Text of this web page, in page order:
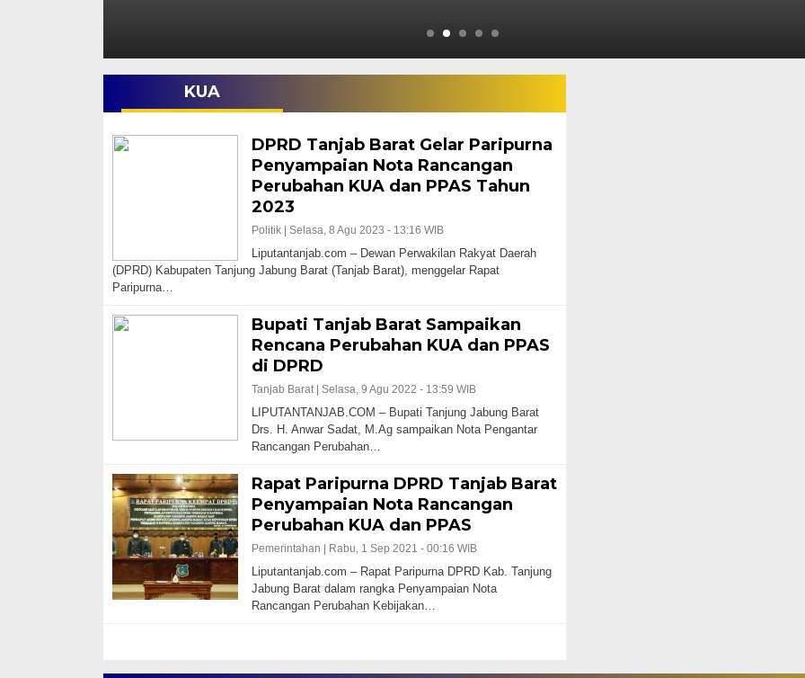
KUA
DPRD Tanjab Barat Gelar Paripurna
Penyampaian Nota Rancangan
Perubahan KUA dan PPAS Tahun
2023
Politik | Selasa, 8 Agu 2023 - 13:16 WIB
Liputantanjab.com – Dewan Perwakilan Rakyat Daerah
(DPRD) Kabupaten Tanjung Jabung Barat (Tanjab Barat), menggelar Rapat
Paripurna…
Bupati Tanjab Barat Sampaikan
Rencana Perubahan KUA dan PPAS
di DPRD
Tanjab Barat | Selasa, 9 Agu 2022 - 13:59 WIB
LIPUTANTANJAB.COM – Bupati Tanjung Jabung Barat
Drs. H. Anwar Sadat, M.Ag sampaikan Nota Pengantar
Rancangan Perubahan…
Rapat Paripurna DPRD Tanjab Barat
Penyampaian Nota Rancangan
Perubahan KUA dan PPAS
Pemerintahan | Rabu, 1 Sep 2021 - 00:16 WIB
Liputantanjab.com – Rapat Paripurna DPRD Kab. Tanjung
Jabung Barat dalam rangka Penyampaian Nota
Rancangan Perubahan Kebijakan…